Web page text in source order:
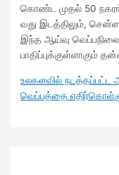
கொண்ட முதல் 50
வது இடத்திலும்,
இந்த ஆய்வு
பாதிப்புக்குள்ளாகும்
உலகளவில் நடத்தப்பட்ட
வெப்பத்தை